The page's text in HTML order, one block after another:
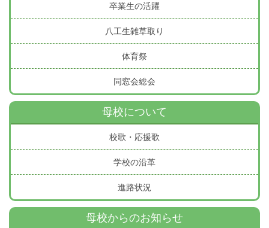
卒業生の活躍
八工生雑草取り
体育祭
同窓会総会
母校について
校歌・応援歌
学校の沿革
進路状況
母校からのお知らせ